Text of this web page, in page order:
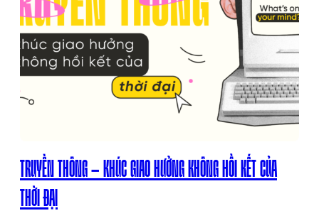
TRUYỀN THÔNG – KHÚC GIAO HƯỞNG KHÔNG HỒI KẾT CỦA
THỜI ĐẠI